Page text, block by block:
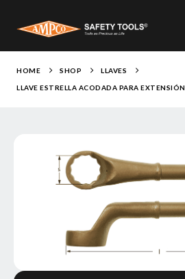
HOME SHOP LLAVES
LLAVE ESTRELLA ACODADA PARA EXTENSIÓN